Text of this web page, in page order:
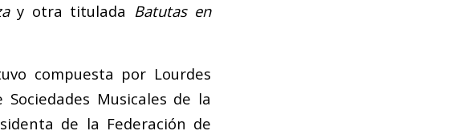
y otra titulada Batutas en
compuesta por Lourdes
Musicales de la
de la Federación de